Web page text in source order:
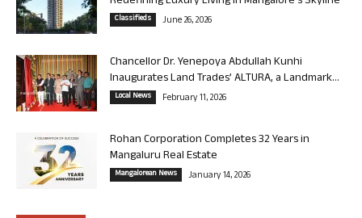
Classifieds June 26, 2026
Chancellor Dr. Yenepoya Abdullah Kunhi
Inaugurates Land Trades’ ALTURA, a Landmark...
Local News February 11, 2026
Rohan Corporation Completes 32 Years in
Mangaluru Real Estate
Mangalorean News January 14, 2026